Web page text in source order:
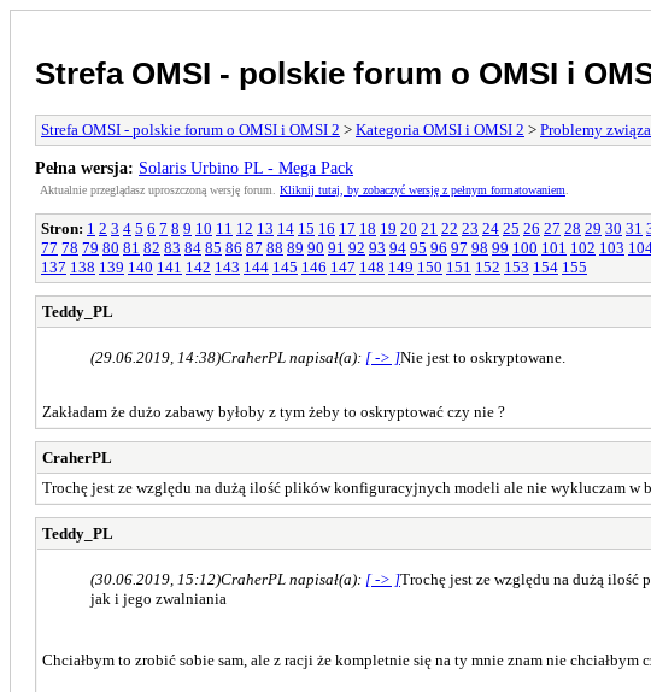
Strefa OMSI - polskie forum o OMSI i
Strefa OMSI - polskie forum o OMSI i OMSI 2 > Kategoria OMSI i OMSI 2 > Problemy
Pełna wersja: Solaris Urbino PL - Mega Pack
Aktualnie przeglądasz uproszczoną wersję forum. Kliknij tutaj, by zobaczyć wersję z pełnym formatowaniem
Stron: 1 2 3 4 5 6 7 8 9 10 11 12 13 14 15 16 17 18 19 20 21 22 23 24 25 26 27 28 29 30 31
77 78 79 80 81 82 83 84 85 86 87 88 89 90 91 92 93 94 95 96 97 98 99 100 101 102 103
137 138 139 140 141 142 143 144 145 146 147 148 149 150 151 152 153 154 155
Teddy_PL
(29.06.2019, 14:38)CraherPL napisał(a): [ -> ]Nie jest to oskryptowane.
Zakładam że dużo zabawy byłoby z tym żeby to oskryptować czy nie ?
CraherPL
Trochę jest ze względu na dużą ilość plików konfiguracyjnych modeli ale nie wykluczam
Teddy_PL
(30.06.2019, 15:12)CraherPL napisał(a): [ -> ]Trochę jest ze względu na dużą
jak i jego zwalniania
Chciałbym to zrobić sobie sam, ale z racji że kompletnie się na ty mnie znam nie chciałbym